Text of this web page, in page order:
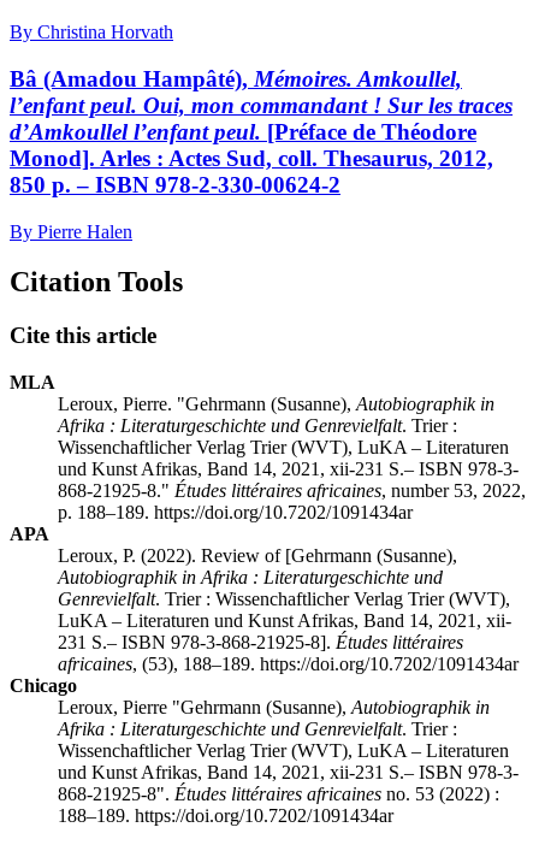
By Christina Horvath
Bâ (Amadou Hampâté), Mémoires. Amkoullel,
l’enfant peul. Oui, mon commandant ! Sur les traces
d’Amkoullel l’enfant peul. [Préface de Théodore
Monod]. Arles : Actes Sud, coll. Thesaurus, 2012,
850 p. – ISBN 978-2-330-00624-2
By Pierre Halen
Citation Tools
Cite this article
MLA
Leroux, Pierre. "Gehrmann (Susanne), Autobiographik in
Afrika : Literaturgeschichte und Genrevielfalt. Trier :
Wissenchaftlicher Verlag Trier (WVT), LuKA – Literaturen
und Kunst Afrikas, Band 14, 2021, xii-231 S.– ISBN 978-3-
868-21925-8." Études littéraires africaines, number 53, 2022,
p. 188–189. https://doi.org/10.7202/1091434ar
APA
Leroux, P. (2022). Review of [Gehrmann (Susanne),
Autobiographik in Afrika : Literaturgeschichte und
Genrevielfalt. Trier : Wissenchaftlicher Verlag Trier (WVT),
LuKA – Literaturen und Kunst Afrikas, Band 14, 2021, xii-
231 S.– ISBN 978-3-868-21925-8]. Études littéraires
africaines, (53), 188–189. https://doi.org/10.7202/1091434ar
Chicago
Leroux, Pierre "Gehrmann (Susanne), Autobiographik in
Afrika : Literaturgeschichte und Genrevielfalt. Trier :
Wissenchaftlicher Verlag Trier (WVT), LuKA – Literaturen
und Kunst Afrikas, Band 14, 2021, xii-231 S.– ISBN 978-3-
868-21925-8". Études littéraires africaines no. 53 (2022) :
188–189. https://doi.org/10.7202/1091434ar